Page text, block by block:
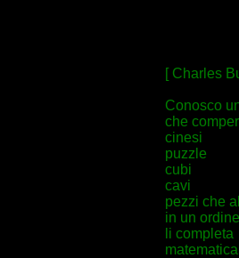
[ Charles
Conosco
che
cinesi
puzzle
cubi
cavi
pezzi che
in un
li completa